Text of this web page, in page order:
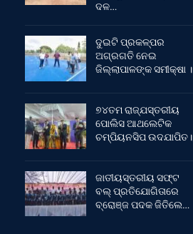
ଦଳ…
ଦୁଇଟି ପ୍ରକଳ୍ପର
ଅଗ୍ରଗତି ନେଇ
ଜିଲ୍ଲାପାଳଙ୍କ ସମୀକ୍ଷା ।
୭୪ତମ ରାଜ୍ଯସ୍ତରୀୟ
ପୋଲିସ ଆଥଲେଟିକ
ଚମ୍ପିୟନସିପ ଉଦଯାପିତ।
ଜାତୀୟସ୍ତରୀୟ ସଫ୍ଟ
ବଲ୍ ପ୍ରତିଯୋଗିତାରେ
ବ୍ରୋଞ୍ଜ ପଦକ ଜିତିଲେ…